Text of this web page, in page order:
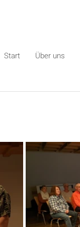
Start Über uns